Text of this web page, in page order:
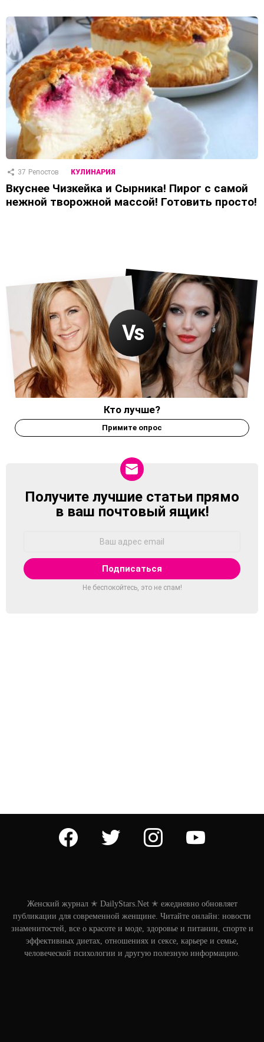
37 Репостов КУЛИНАРИЯ
Вкуснее Чизкейка и Сырника! Пирог с самой
нежной творожной массой! Готовить просто!
Кто лучше?
Примите опрос
NEWSLETTER
Получите лучшие статьи прямо
в ваш почтовый ящик!
Не беспокойтесь, это не спам!
facebook twitter instagram
Женский журнал ✭ DailyStars.Net ✭ ежедневно обновляет
публикации для современной женщине. Читайте онлайн: новости
знаменитостей, все о красоте и моде, здоровье и питании, спорте и
эффективных диетах, отношениях и сексе, карьере и семье,
человеческой психологии и другую полезную информацию.